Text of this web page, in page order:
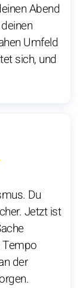
Abend
Umfeld
sich, und
Du
Jetzt ist
Tempo
der